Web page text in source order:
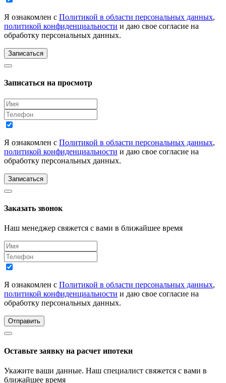
Я ознакомлен с Политикой в области персональных данных,
политикой конфиденциальности и даю свое согласие на
обработку персональных данных.
Записаться
Записаться на просмотр
Я ознакомлен с Политикой в области персональных данных,
политикой конфиденциальности и даю свое согласие на
обработку персональных данных.
Записаться
Заказать звонок
Наш менеджер свяжется с вами в ближайшее время
Я ознакомлен с Политикой в области персональных данных,
политикой конфиденциальности и даю свое согласие на
обработку персональных данных.
Отправить
Оставьте заявку на расчет ипотеки
Укажите ваши данные. Наш специалист свяжется с вами в
ближайшее время